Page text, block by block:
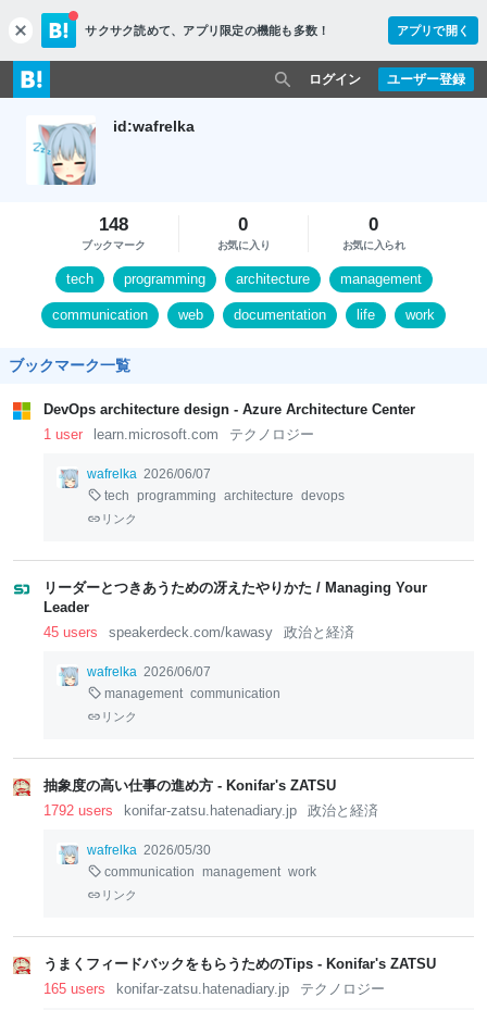
c
l
o
s
サクサク読めて、 アプリ限定の機能も多数！ アプリで開く
ユーザー登録
ログイン
id:wafrelka
148
ブックマーク
0
お気に入り
0
お気に入られ
tech programming architecture management
communication web documentation life work
ブックマーク一覧
DevOps architecture design - Azure Architecture Center
1 user
learn.microsoft.com テクノロジー
wafrelka 2026/06/07
tech programming architecture devops
リンク
リーダーとつきあうための冴えたやりかた / Managing Your
Leader
45 users
speakerdeck.com/kawasy 政治と経済
wafrelka 2026/06/07
management communication
リンク
抽象度の高い仕事の進め方 - Konifar's ZATSU
1792 users
konifar-zatsu.hatenadiary.jp 政治と経済
wafrelka 2026/05/30
communication management work
リンク
うまくフィードバックをもらうためのTips - Konifar's ZATSU
165 users
konifar-zatsu.hatenadiary.jp テクノロジー